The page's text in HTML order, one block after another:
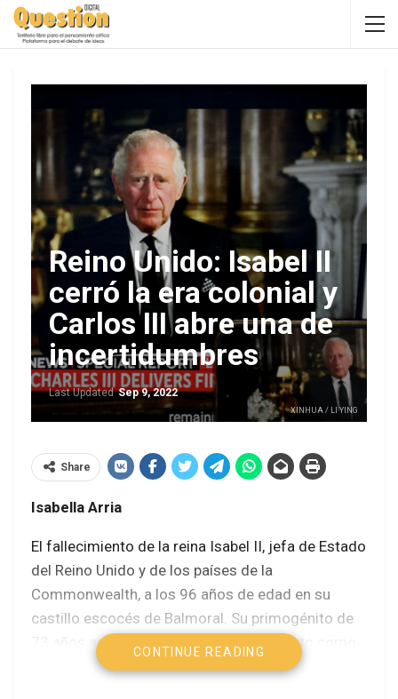
Reino Unido: Isabel II
cerró la era colonial y
Carlos III abre una de
incertidumbres
Last UpdatedSep 9, 2022
XINHUA / LI YING
Share
Isabella Arria
El fallecimiento de la reina Isabel II, jefa de Estado
del Reino Unido y de los países de la
Commonwealth, a los 96 años de edad en su
castillo escocés de Balmoral. Su primogénito de
73 años asumió de inmediato su mandato como
rey con el nombre de Carlos III, al tiempo que se
CONTINUE READING